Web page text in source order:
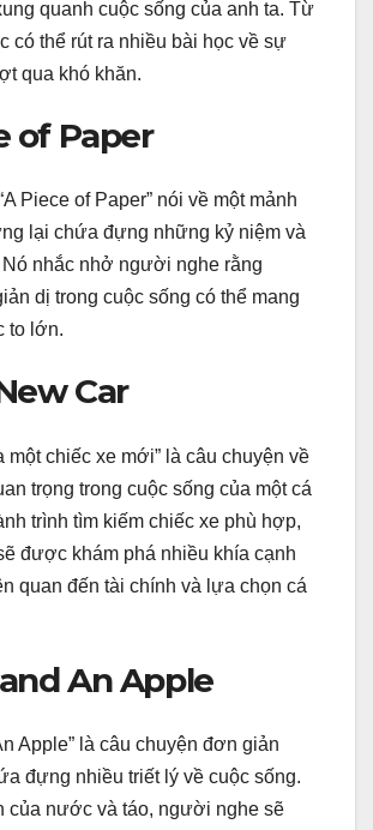
quanh cuộc sống của anh ta. Từ
có thể rút ra nhiều bài học về sự
qua khó khăn.
of Paper
Piece of Paper” nói về một mảnh
lại chứa đựng những kỷ niệm và
nhắc nhở người nghe rằng
dị trong cuộc sống có thể mang
to lớn.
Car
một chiếc xe mới” là câu chuyện về
trọng trong cuộc sống của một cá
trình tìm kiếm chiếc xe phù hợp,
được khám phá nhiều khía cạnh
quan đến tài chính và lựa chọn cá
An Apple
Apple” là câu chuyện đơn giản
đựng nhiều triết lý về cuộc sống.
của nước và táo, người nghe sẽ